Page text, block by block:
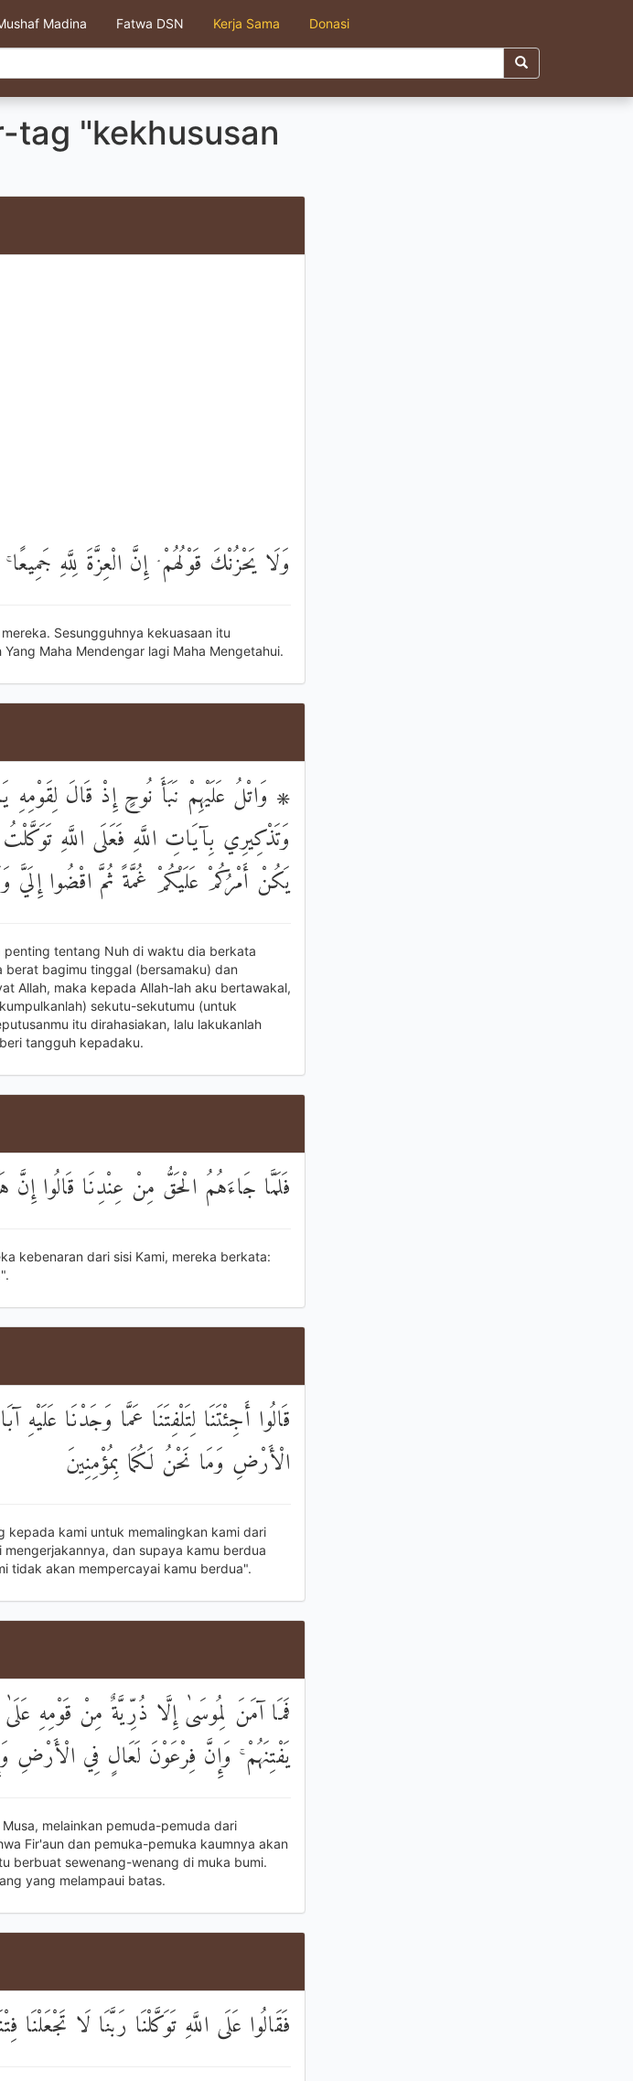
Madina Fatwa DSN Kerja Sama Donasi
tag "kekhususan
وَلَا يَحْزُنْكَ قَوْلُهُمْ ۘ إِنَّ الْعِزَّةَ لِلَّهِ جَمِيعًا
Sesungguhnya kekuasaan itu
Maha Mendengar lagi Maha Mengetahui.
۞ وَاتْلُ عَلَيْهِمْ نَبَأَ نُوحٍ إِذْ قَالَ
وَتَذْكِيرِي بِآيَاتِ اللَّهِ فَعَلَى اللَّهِ
يَكُنْ أَمْرُكُمْ عَلَيْكُمْ غُمَّةً ثُمَّ اقْضُوا إِلَيَّ
tentang Nuh di waktu dia berkata
bagimu tinggal (bersamaku) dan
Allah, maka kepada Allah-lah aku bertawakal,
sekutu-sekutumu (untuk
itu dirahasiakan, lalu lakukanlah
tangguh kepadaku.
فَلَمَّا جَاءَهُمُ الْحَقُّ مِنْ عِنْدِنَا قَالُوا
kebenaran dari sisi Kami, mereka berkata:
قَالُوا أَجِئْتَنَا لِتَلْفِتَنَا عَمَّا وَجَدْنَا عَلَيْهِ
الْأَرْضِ وَمَا نَحْنُ لَكُمَا بِمُؤْمِنِينَ
kami untuk memalingkan kami dari
dan supaya kamu berdua
tidak akan mempercayai kamu berdua".
فَمَا آمَنَ لِمُوسَىٰ إِلَّا ذُرِّيَّةٌ مِنْ قَوْمِهِ
يَفْتِنَهُمْ ۚ وَإِنَّ فِرْعَوْنَ لَعَالٍ فِي الْأَرْضِ
melainkan pemuda-pemuda dari
Fir'aun dan pemuka-pemuka kaumnya akan
berbuat sewenang-wenang di muka bumi.
yang melampaui batas.
فَقَالُوا عَلَى اللَّهِ تَوَكَّلْنَا رَبَّنَا لَا تَجْعَلْنَا